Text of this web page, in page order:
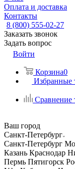
Оплата и доставка
Контакты
8 (800) 555-02-27
Заказать звонок
Задать вопрос
Войти
Корзина0
Избранные
Сравнение
Ваш город
Санкт-Петербург
Санкт-Петербург
Казань Краснодар
Пермь Пятигорск